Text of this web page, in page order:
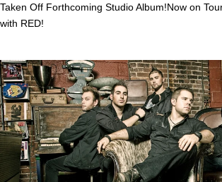
Taken Off Forthcoming Studio Album!Now on
with RED!